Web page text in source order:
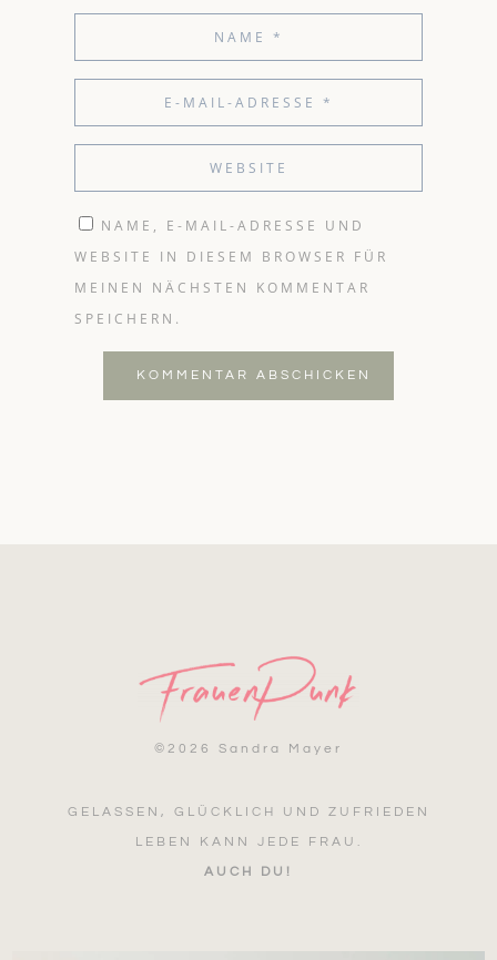
NAME, E-MAIL-ADRESSE UND
WEBSITE IN DIESEM BROWSER FÜR
MEINEN NÄCHSTEN KOMMENTAR
SPEICHERN.
KOMMENTAR ABSCHICKEN
© 2026 Sandra Mayer
GELASSEN, GLÜCKLICH UND ZUFRIEDEN
LEBEN KANN JEDE FRAU.
AUCH DU!